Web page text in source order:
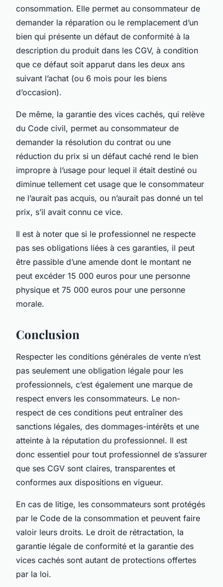
consommation. Elle permet au consommateur de
demander la réparation ou le remplacement d’un
bien qui présente un défaut de conformité à la
description du produit dans les CGV, à condition
que ce défaut soit apparut dans les deux ans
suivant l’achat (ou 6 mois pour les biens
d’occasion).
De même, la garantie des vices cachés, qui relève
du Code civil, permet au consommateur de
demander la résolution du contrat ou une
réduction du prix si un défaut caché rend le bien
impropre à l’usage pour lequel il était destiné ou
diminue tellement cet usage que le consommateur
ne l’aurait pas acquis, ou n’aurait pas donné un tel
prix, s’il avait connu ce vice.
Il est à noter que si le professionnel ne respecte
pas ses obligations liées à ces garanties, il peut
être passible d’une amende dont le montant ne
peut excéder 15 000 euros pour une personne
physique et 75 000 euros pour une personne
morale.
Conclusion
Respecter les conditions générales de vente n’est
pas seulement une obligation légale pour les
professionnels, c’est également une marque de
respect envers les consommateurs. Le non-
respect de ces conditions peut entraîner des
sanctions légales, des dommages-intérêts et une
atteinte à la réputation du professionnel. Il est
donc essentiel pour tout professionnel de s’assurer
que ses CGV sont claires, transparentes et
conformes aux dispositions en vigueur.
En cas de litige, les consommateurs sont protégés
par le Code de la consommation et peuvent faire
valoir leurs droits. Le droit de rétractation, la
garantie légale de conformité et la garantie des
vices cachés sont autant de protections offertes
par la loi.